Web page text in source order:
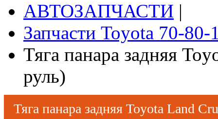
АВТОЗАПЧАСТИ |
Запчасти Toyota 70-80-
Тяга панара задняя
руль)
Тяга панара задняя Toyota Land